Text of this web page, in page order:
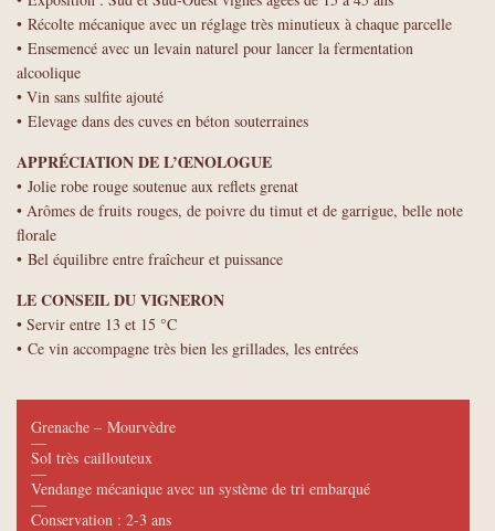
• Récolte mécanique avec un réglage très minutieux à chaque parcelle
• Ensemencé avec un levain naturel pour lancer la fermentation
alcoolique
• Vin sans sulfite ajouté
• Elevage dans des cuves en béton souterraines
APPRÉCIATION DE L’ŒNOLOGUE
• Jolie robe rouge soutenue aux reflets grenat
• Arômes de fruits rouges, de poivre du timut et de garrigue, belle note
florale
• Bel équilibre entre fraîcheur et puissance
LE CONSEIL DU VIGNERON
• Servir entre 13 et 15 °C
• Ce vin accompagne très bien les grillades, les entrées
Grenache – Mourvèdre
—
Sol très caillouteux
—
Vendange mécanique avec un système de tri embarqué
—
Conservation : 2-3 ans